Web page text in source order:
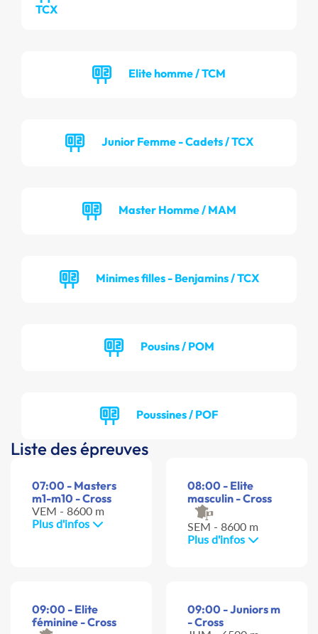
TCX
Elite homme / TCM
Junior Femme - Cadets / TCX
Master Homme / MAM
Minimes filles - Benjamins / TCX
Pousins / POM
Poussines / POF
Liste des épreuves
07:00 - Masters
m1-m10 - Cross
VEM - 8600 m
Plus d'infos
08:00 - Elite
masculin - Cross
SEM - 8600 m
Plus d'infos
09:00 - Elite
féminine - Cross
09:00 - Juniors m
- Cross